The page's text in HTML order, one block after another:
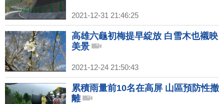
2021-12-31 21:46:25
高雄六龜初梅提早綻放 白雪木也襯映
美景
2021-12-24 21:50:43
累積雨量前10名在高屏 山區預防性撤
離